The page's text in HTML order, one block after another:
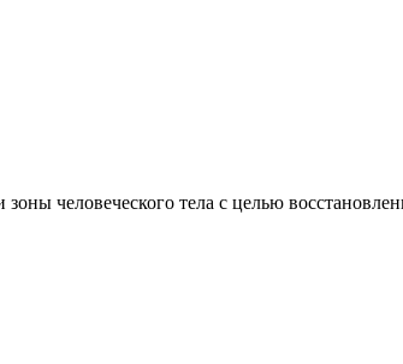
человеческого тела с целью